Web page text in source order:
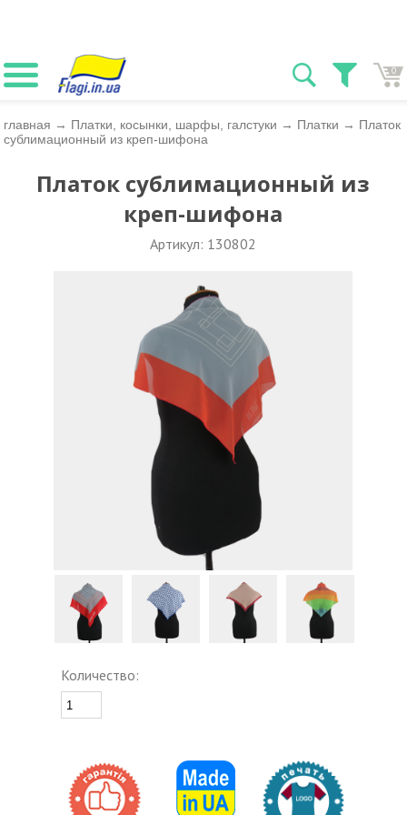
0
главная → Платки, косынки, шарфы, галстуки → Платки → Платок
сублимационный из креп-шифона
Платок сублимационный из
креп-шифона
Артикул: 130802
Количество: